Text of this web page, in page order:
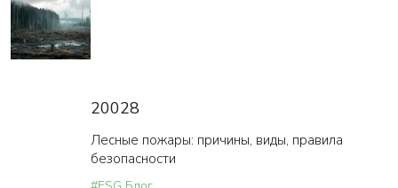
20028
Лесные пожары: причины, виды, правила
безопасности